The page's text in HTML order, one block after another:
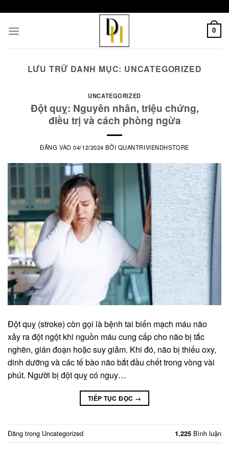
qua
0
LƯU TRỮ DANH MỤC: UNCATEGORIZED
UNCATEGORIZED
Đột quỵ: Nguyên nhân, triệu chứng,
điều trị và cách phòng ngừa
ĐĂNG VÀO04/12/2024 BỞI QUANTRIVIENDHSTORE
Đột quỵ (stroke) còn gọi là bệnh tai biến mạch máu não
xảy ra đột ngột khi nguồn máu cung cấp cho não bị tắc
nghẽn, gián đoạn hoặc suy giảm. Khi đó, não bị thiếu oxy,
dinh dưỡng và các tế bào não bắt đầu chết trong vòng vài
phút. Người bị đột quỵ có nguy…
TIẾP TỤC ĐỌC →
Đăng trong Uncategorized 1.225 Bình luận